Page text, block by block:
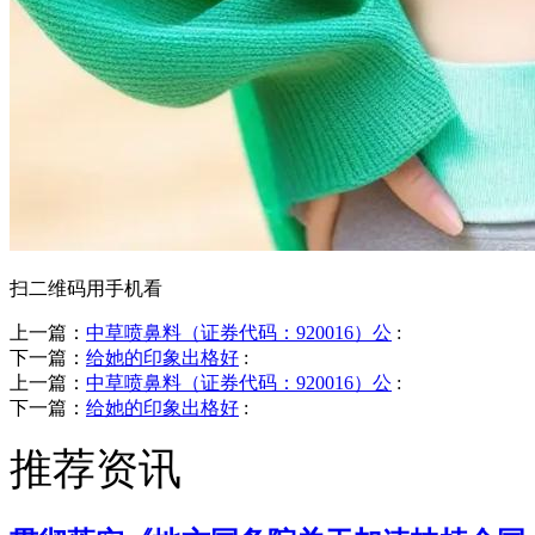
扫二维码用手机看
上一篇： 中草喷鼻料（证券代码：920016）公 :
下一篇： 给她的印象出格好 :
上一篇： 中草喷鼻料（证券代码：920016）公 :
下一篇： 给她的印象出格好 :
推荐资讯